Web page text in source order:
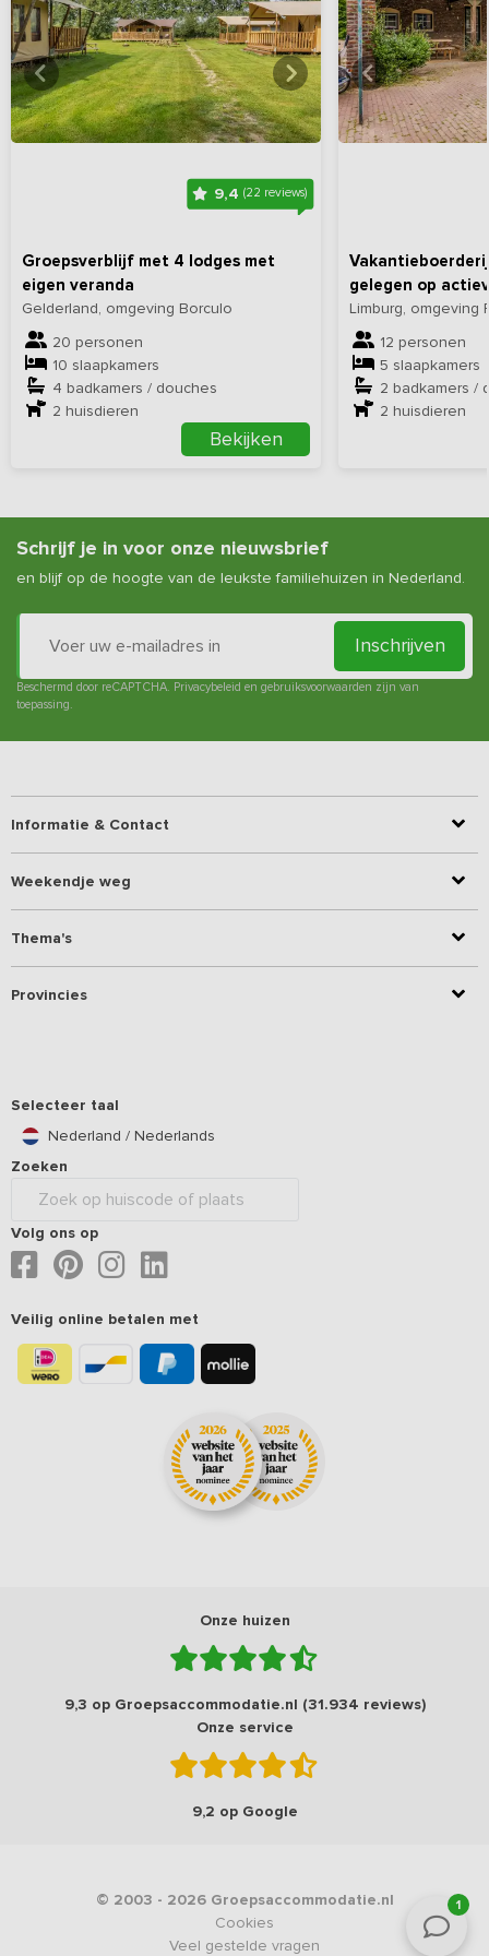
1
9,4 (22 reviews)
Groepsverblijf met 4 lodges met
eigen veranda
Gelderland, omgeving Borculo
20 personen
10 slaapkamers
4 badkamers / douches
2 huisdieren
Bekijken
Bekijkhieralle foto's
gelegen op
Limburg, omgeving
12 personen
5 slaapkamers
2 badkamers /
2 huisdieren
Bekijk
Schrijf je in voor onze nieuwsbrief
en blijf op de hoogte van de leukste familiehuizen in Nederland.
Inschrijven
Beschermd door reCAPTCHA. Privacybeleid en gebruiksvoorwaarden zijn van
toepassing.
Informatie & Contact
Weekendje weg
Thema's
Provincies
Selecteer taal
Nederland / Nederlands
Zoeken
Volg ons op
Veilig online betalen met
Onze huizen
9,3 op Groepsaccommodatie.nl (31.934 reviews)
Onze service
9,2 op Google
© 2003 - 2026 Groepsaccommodatie.nl
Cookies
Veel gestelde vragen